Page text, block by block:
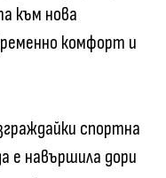
към нова
комфорт и
спортна
е навършила дори